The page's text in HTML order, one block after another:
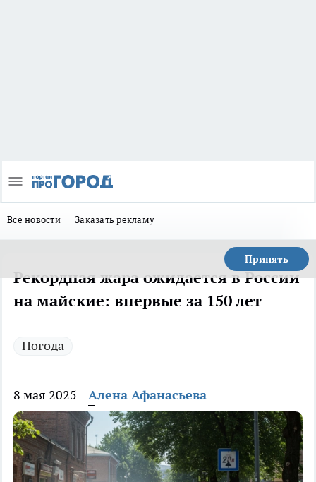
Все новости Заказать рекламу
Принять
Рекордная жара ожидается в России
на майские: впервые за 150 лет
Погода
8 мая 2025 Алена Афанасьева